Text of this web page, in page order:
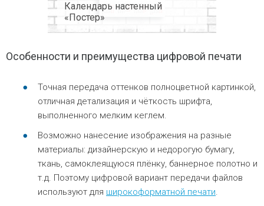
Календарь настенный
«Постер»
Особенности и преимущества цифровой печати
Точная передача оттенков полноцветной картинкой,
отличная детализация и чёткость шрифта,
выполненного мелким кеглем.
Возможно нанесение изображения на разные
материалы: дизайнерскую и недорогую бумагу,
ткань, самоклеящуюся плёнку, баннерное полотно и
т.д. Поэтому цифровой вариант передачи файлов
используют для широкоформатной печати.